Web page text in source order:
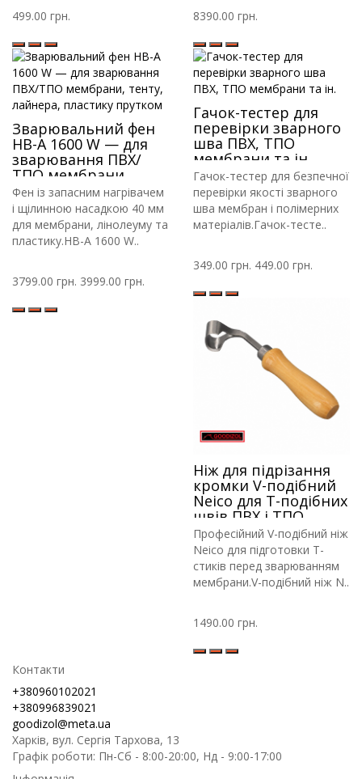
499.00 грн.
8390.00 грн.
Зварювальний фен
HB-A 1600 W — для
зварювання ПВХ/
ТПО мембрани,
тенту, лайнера,
пластику прутком
Фен із запасним нагрівачем
і щілинною насадкою 40 мм
для мембрани, лінолеуму та
пластику.HB-A 1600 W..
3799.00 грн. 3999.00 грн.
Гачок-тестер для
перевірки зварного
шва ПВХ, ТПО
мембрани та ін.
Гачок-тестер для безпечної
перевірки якості зварного
шва мембран і полімерних
матеріалів.Гачок-тесте..
349.00 грн. 449.00 грн.
Ніж для підрізання
кромки V-подібний
Neico для Т-подібних
швів ПВХ і ТПО
мембрани
Професійний V-подібний ніж
Neico для підготовки Т-
стиків перед зварюванням
мембрани.V-подібний ніж N..
1490.00 грн.
Контакти
+380960102021
+380996839021
goodizol@meta.ua
Харків, вул. Сергія Тархова, 13
Графік роботи: Пн-Сб - 8:00-20:00, Нд - 9:00-17:00